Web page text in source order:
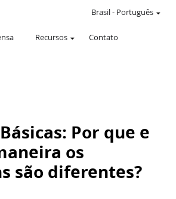
Recursos Contato
Brasil- Português
Por que e
os
são diferentes?